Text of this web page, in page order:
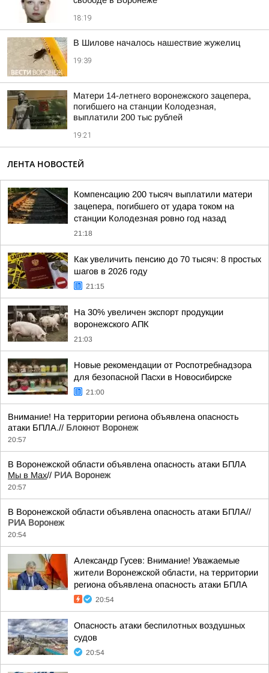
18:19
В Шилове началось нашествие жужелиц
19:39
Матери 14-летнего воронежского зацепера,
погибшего на станции Колодезная,
выплатили 200 тыс рублей
19:21
ЛЕНТА НОВОСТЕЙ
Компенсацию 200 тысяч выплатили матери
зацепера, погибшего от удара током на
станции Колодезная ровно год назад
21:18
Как увеличить пенсию до 70 тысяч: 8 простых
шагов в 2026 году
21:15
На 30% увеличен экспорт продукции
воронежского АПК
21:03
Новые рекомендации от Роспотребнадзора
для безопасной Пасхи в Новосибирске
21:00
Внимание! На территории региона объявлена опасность
атаки БПЛА.// Блокнот Воронеж
20:57
В Воронежской области объявлена опасность атаки БПЛА
Мы в Мах// РИА Воронеж
20:57
В Воронежской области объявлена опасность атаки БПЛА//
РИА Воронеж
20:54
Александр Гусев: Внимание! Уважаемые
жители Воронежской области, на территории
региона объявлена опасность атаки БПЛА
20:54
Опасность атаки беспилотных воздушных
судов
20:54